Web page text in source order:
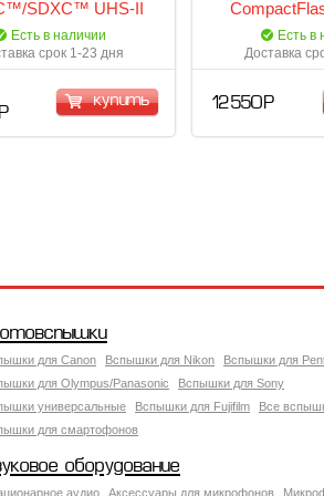
SDXC™ UHS-II
Series - 64GB
BNNNG)
Есть в наличии
срок 1-23 дня
купить
Mb/s)
Есть в
Доставка
12 550 Р
для Canon Вспышки для Nikon
Вспышки для
для Olympus/Panasonic
Вспышки для Sony
универсальные
Вспышки для Fujifilm
Все
для смартофонов
оборудование
аудио Аксессуары для микрофонов